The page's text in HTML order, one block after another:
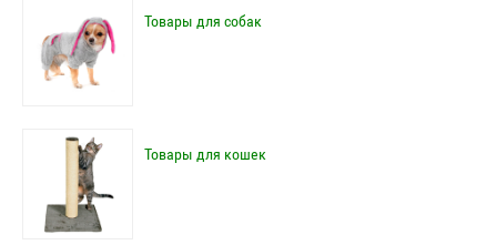
Товары для собак
Товары для кошек